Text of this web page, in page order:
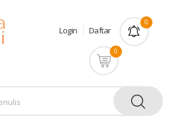
Login Daftar
0
0